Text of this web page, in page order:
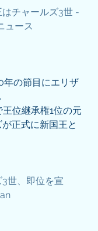
チャールズ3世 -
ュース
年の節目にエリザ
位継承権1位の元
正式に新国王と
世、即位を宣